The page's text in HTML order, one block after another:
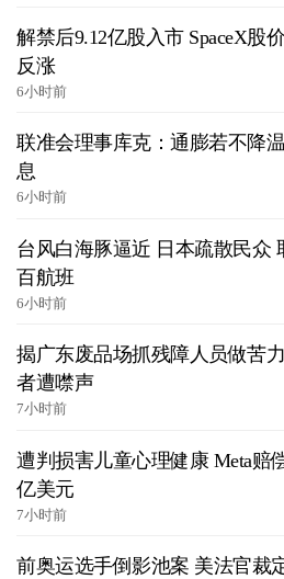
解禁后9.12亿股入市 SpaceX股
反涨
6小时前
联准会理事库克：通膨若不降
息
6小时前
台风白海豚逼近 日本疏散民众
百航班
6小时前
揭广东废品场抓残障人员做苦
者遭噤声
7小时前
遭判损害儿童心理健康 Meta赔
亿美元
7小时前
前奥运选手倒影池案 美法官裁